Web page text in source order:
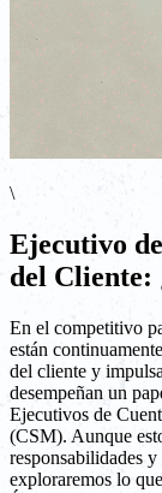
\
Ejecutivo
del Cliente:
En el competitivo
están
del cliente y
desempeñan un
Ejecutivos de
(CSM). Aunque
responsabilidades
exploraremos lo